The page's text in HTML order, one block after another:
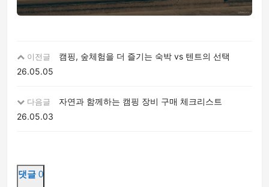
이전글
캠핑, 숲체험을 더 즐기는 숙박 vs 텐트의 선택
26.05.05
다음글
자연과 함께하는 캠핑 장비 구매 체크리스트
26.05.03
댓글 0